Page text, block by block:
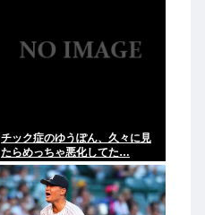
チック症のゆうぽん、久々に見
たらめっちゃ悪化してた…